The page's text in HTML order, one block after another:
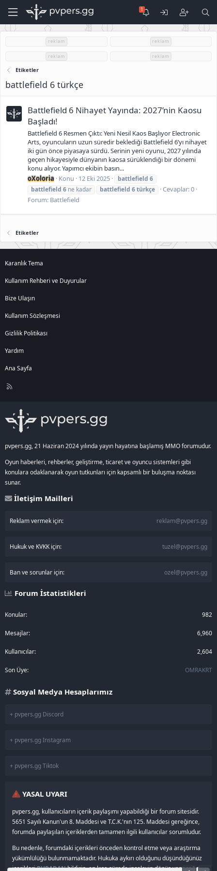
reklam reklam
reklam reklam
Etiketler
battlefield 6 türkçe
Battlefield 6 Nihayet Yayında: 2027’nin Kaosu
Başladı!
Battlefield 6 Resmen Çıktı: Yeni Nesil Kaos Başlıyor Electronic
Arts, oyuncuların uzun süredir beklediği Battlefield 6’yı nihayet
iki gün önce piyasaya sürdü. Serinin yeni oyunu, 2027 yılında
geçen hikayesiyle dünyanın kaosa sürüklendiği bir dönemi
konu alıyor. Yapımcı ekibin basın...
oXoloria Konu 12 Eki 2025 battlefield 6
battlefield 6 ne kadar battlefield 6türkçe
Cevaplar: 0
Forum: Battlefield
Etiketler
Karanlık Tema
Kullanım Rehberi ve Duyurular
Bize Ulaşın
Kullanım Sözleşmesi
Gizlilik Politikası
Yardım
Ana Sayfa
R
pvpers.gg, 21 Haziran 2024 yılında yayın hayatına başlamış MMO forumudur.
Oyun haberleri, rehberler, geliştirme, ticaret ve oyuncu sistemleri gibi
konulara odaklanarak oyun tutkunları için kapsamlı bir buluşma noktası
sunar.
İletişim Mailleri
Reklam vermek için: reklam@pvpers.gg
Hukuk ve KVKK için: tuzel@pvpers.gg
Ban ve sorunlar için: ozel@pvpers.gg
Forum İstatistikleri
Konular 982
Mesajlar 6,960
Kullanıcılar 2,604
Son Üye OMRAKRT
Sosyal Medya Hesaplarımız
+ pvpers.gg Discord
+ pvpers.gg Instagram
+ pvpers.gg Tiktok
YASAL UYARI
pvpers.gg, kullanıcıların içerik paylaşımı yapabildiği bir forum sitesidir.
5651 Sayılı Kanun'un 8. Maddesi ve T.C.K.'nın 125. Maddesi gereğince,
forumda paylaşılan içeriklerden tamamen ilgili kullanıcılar sorumludur.
Bu nedenle, forumdaki içerikleri önceden kontrol etme veya araştırma
yükümlülüğü bulunmamaktadır. Hukuka aykırı olduğunu düşündüğünüz
içerikleriBURADANbildirin, en kısa sürede inceleyip dönüş yapacağız.